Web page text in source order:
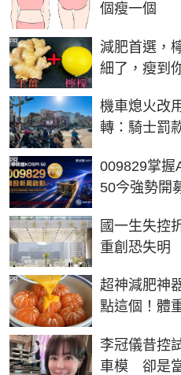
個瘦一個
減肥首選，
細了，瘦到
PR
機車熄火改
轉：騎士罰
009829掌握
50今強勢開
PR
國一生失控
重創恐失明
超神減肥神
點這個！體
PR
李冠儀昔控
車模 卻是